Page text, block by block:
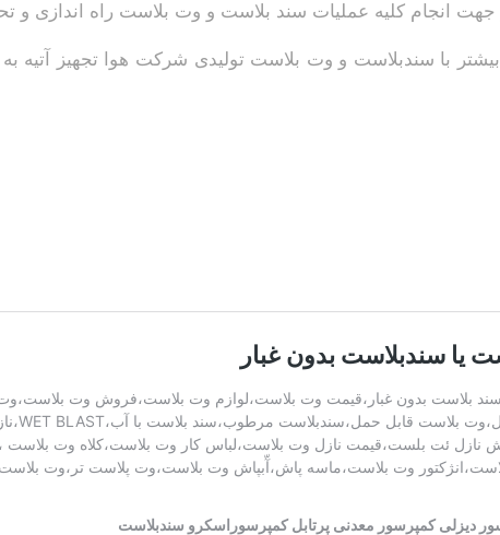
جهت انجام کلیه عملیات سند بلاست و وت بلاست راه اندازی و
با سندبلاست و وت بلاست تولیدی شرکت هوا تجهیز آتیه به